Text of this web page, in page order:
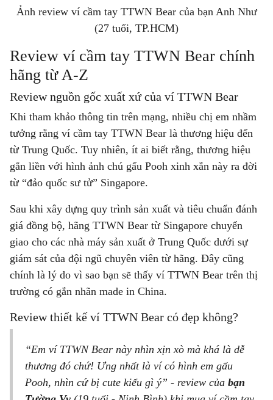
Ảnh review ví cầm tay TTWN Bear của bạn Anh Như
(27 tuổi, TP.HCM)
Review ví cầm tay TTWN Bear chính
hãng từ A-Z
Review nguồn gốc xuất xứ của ví TTWN Bear
Khi tham khảo thông tin trên mạng, nhiều chị em nhầm
tưởng rằng ví cầm tay TTWN Bear là thương hiệu đến
từ Trung Quốc. Tuy nhiên, ít ai biết rằng, thương hiệu
gắn liền với hình ảnh chú gấu Pooh xinh xắn này ra đời
từ “đảo quốc sư tử” Singapore.
Sau khi xây dựng quy trình sản xuất và tiêu chuẩn đánh
giá đồng bộ, hãng TTWN Bear từ Singapore chuyển
giao cho các nhà máy sản xuất ở Trung Quốc dưới sự
giám sát của đội ngũ chuyên viên từ hãng. Đây cũng
chính là lý do vì sao bạn sẽ thấy ví TTWN Bear trên thị
trường có gắn nhãn made in China.
Review thiết kế ví TTWN Bear có đẹp không?
“Em ví TTWN Bear này nhìn xịn xò mà khá là dễ
thương đó chứ! Ưng nhất là ví có hình em gấu
Pooh, nhìn cứ bị cute kiểu gì ý” - review của bạn